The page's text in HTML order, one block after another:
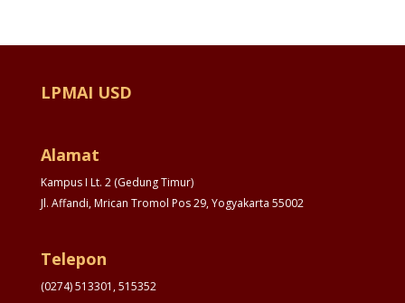
LPMAI USD
Alamat
Kampus I Lt. 2 (Gedung Timur)
Jl. Affandi, Mrican Tromol Pos 29, Yogyakarta 55002
Telepon
(0274) 513301, 515352